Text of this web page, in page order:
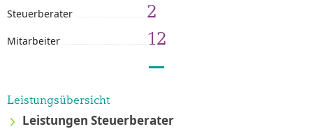
Steuerberater 2
Mitarbeiter 12
Leistungsübersicht
Leistungen Steuerberater